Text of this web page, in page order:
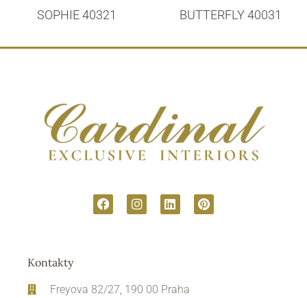
SOPHIE 40321 BUTTERFLY 40031
Kontakty
Freyova 82/27, 190 00 Praha